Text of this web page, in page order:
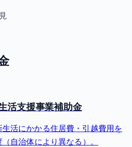
活支援事業補助金
活にかかる住居費・引越費用を
自治体により異なる）。